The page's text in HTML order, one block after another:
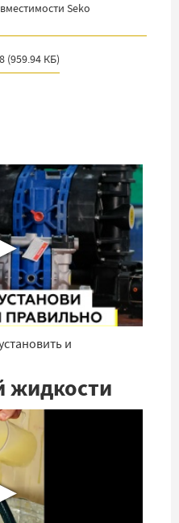
Seko
(959.94 КБ)
и
жидкости